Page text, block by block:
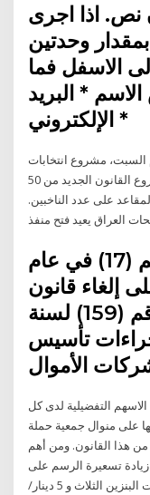
نص. اذا اجرى
وحدتين
الى الاسفل فما
* البريد
الإلكتروني *
السبت، مشروع انتخابات
مجلس النواب الجديد لعام 2019. ويتكون مشروع القانون الجديد من 50
على عدد الناخبين.
العراق يعيد فتح منفذ
تم إصدار قانون التجارة رقم (17) في عام
إلغاء قانون
يحكم قانون الشركات رقم (159) لسنة
تأسيس
التفضيلية لدى كل
على منوال جمعية حملة
سندات الدين وفقا للمواد 137 و138 و139 من هذا القانون. ومن أهم
زيادة تسعيرة الرسم على
المنتجات البترولية ب3 دينار/اللتر بالنسبة لفئات البنزين الثلاث و 5 دينار/